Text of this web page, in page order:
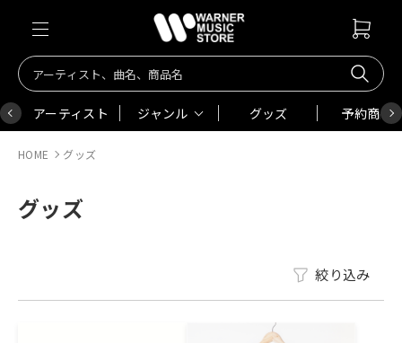
アーティスト ジャンル グッズ 予約商品
HOME グッズ
グッズ
絞り込み